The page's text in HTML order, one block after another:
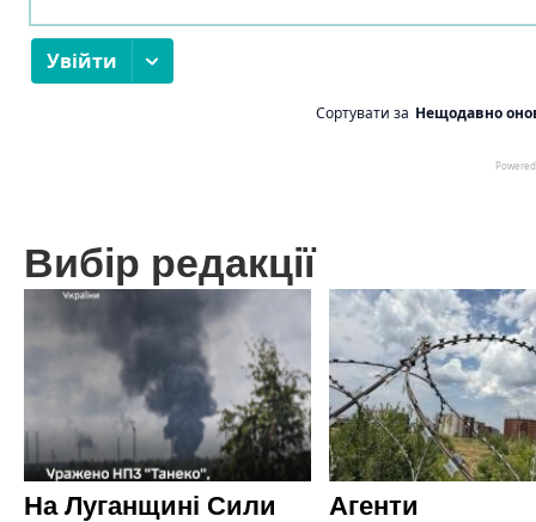
Вибір редакції
На Луганщині Сили
Агенти